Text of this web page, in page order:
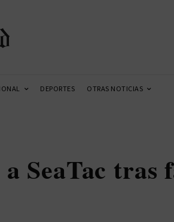
DEPORTES OTRAS NOTICIAS
SeaTac tras